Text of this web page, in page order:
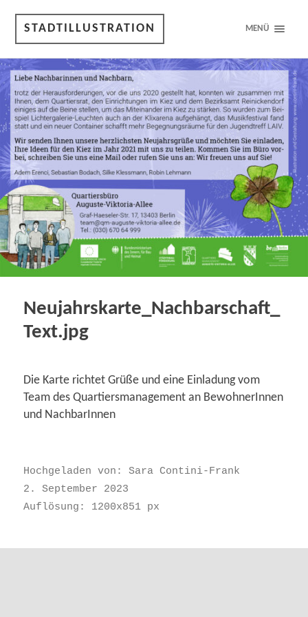
STADTILLUSTRATION MENÜ
Neujahrskarte_Nachbarschaft_
Text.jpg
Die Karte richtet Grüße und eine Einladung vom
Team des Quartiersmanagement an BewohnerInnen
und NachbarInnen
Hochgeladen von: Sara Contini-Frank
2. September 2023
Auflösung: 1200x851 px